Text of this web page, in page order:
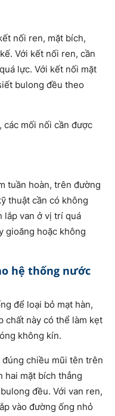
nối ren, mặt bích,
Với kết nối ren, cần
lực. Với kết nối mặt
bulong đều theo
các mối nối cần được
tuần hoàn, trên đường
thuật cần có không
lắp van ở vị trí quá
gioăng hoặc không
hệ thống nước
để loại bỏ mạt hàn,
chất này có thể làm kẹt
không kín.
đúng chiều mũi tên trên
hai mặt bích thẳng
đều. Với van ren,
vào đường ống nhỏ